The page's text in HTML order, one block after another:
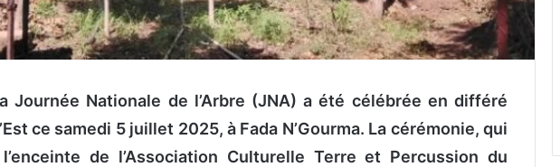
Journée Nationale de l’Arbre (JNA) a été célébrée en différé
ce samedi 5 juillet 2025, à Fada N’Gourma. La cérémonie, qui
de l’Association Culturelle Terre et Percussion du